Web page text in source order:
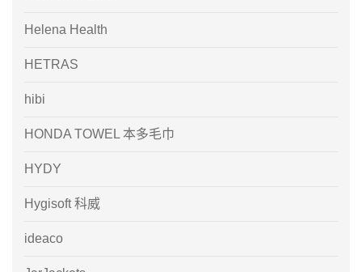
Helena Health
HETRAS
hibi
HONDA TOWEL 本多毛巾
HYDY
Hygisoft 科威
ideaco